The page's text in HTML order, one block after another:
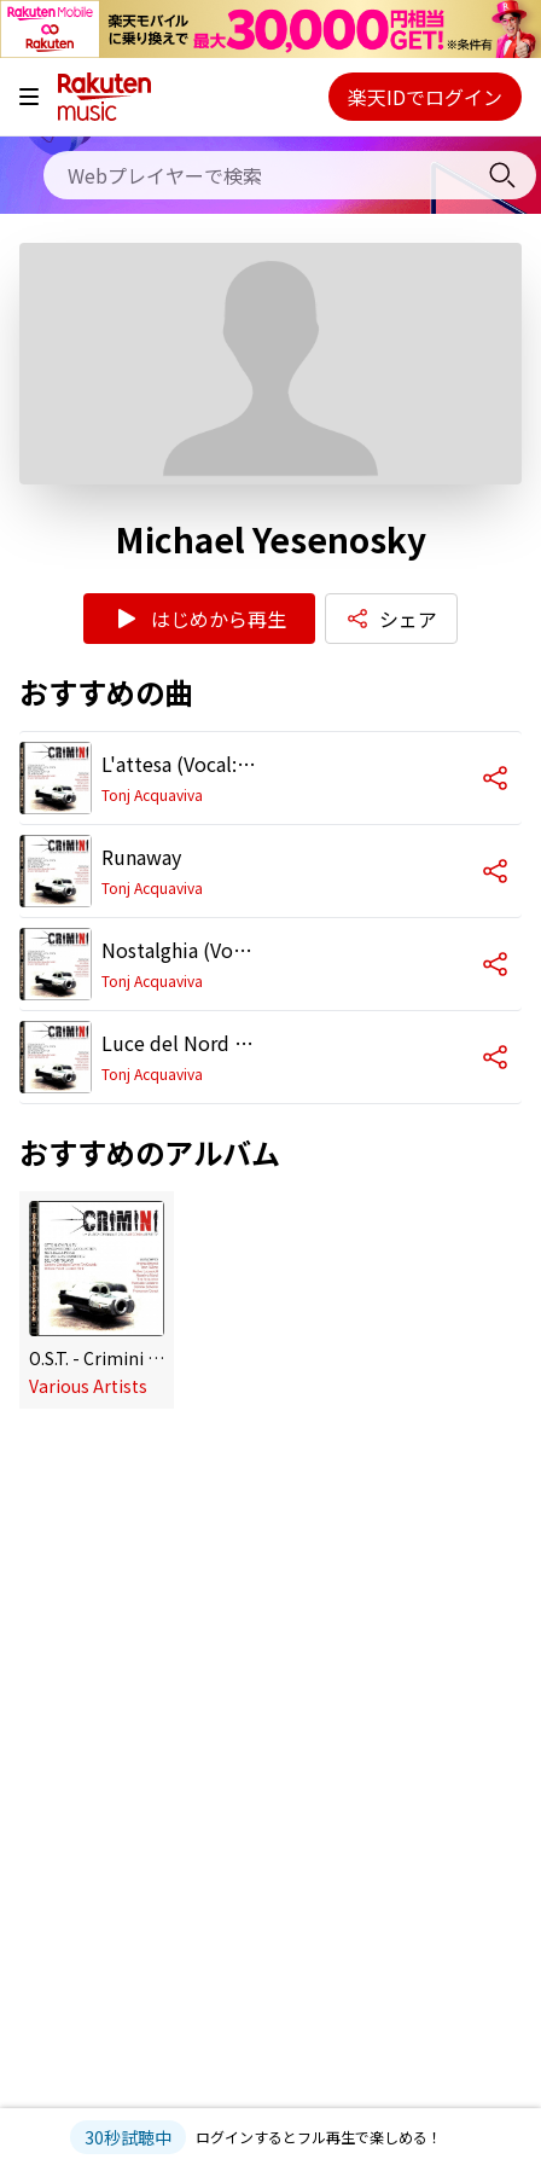
キャンペーン
料金プラン
使い方
Webプレイヤー
ご契約内容の確認・変更
楽天IDでログイン
Michael Yesenosky
はじめから再生 シェア
おすすめの曲
L'attesa (Vocal: Rosie Wiederkehr)
Tonj Acquaviva
Runaway
Tonj Acquaviva
Nostalghia (Vocal: Rosie Wiederkehr)
Tonj Acquaviva
Luce del Nord (Vocal: Rosie Wiederkehr)
Tonj Acquaviva
おすすめのアルバム
O.S.T. - Crimini [Seconda Serie]
Various Artists
30秒試聴中 ログインするとフル再生で楽しめる！